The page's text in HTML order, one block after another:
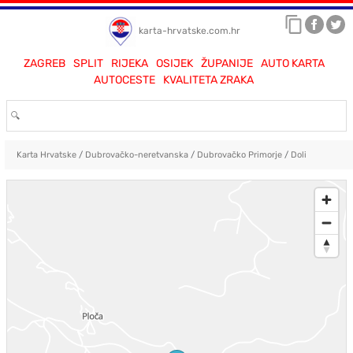
karta-hrvatske.com.hr
ZAGREB SPLIT RIJEKA OSIJEK ŽUPANIJE
AUTO KARTA
AUTOCESTE
KVALITETA ZRAKA
Karta Hrvatske/ Dubrovačko-neretvanska/ Dubrovačko Primorje/ Doli